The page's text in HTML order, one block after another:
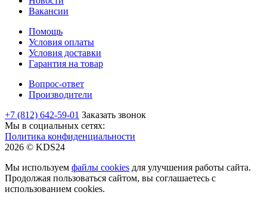
Вакансии
Помощь
Условия оплаты
Условия доставки
Гарантия на товар
Вопрос-ответ
Производители
+7 (812) 642-59-01 Заказать звонок
Мы в социальных сетях:
Политика конфиденциальности
2026 © KDS24
Мы используем файлы cookies для улучшения работы сайта.
Продолжая пользоваться сайтом, вы соглашаетесь с
использованием cookies.